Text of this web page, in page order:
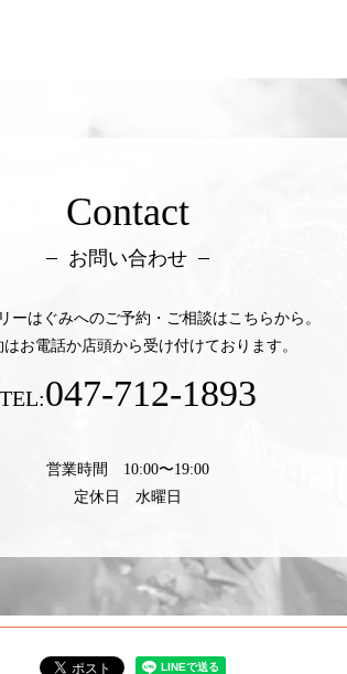
Contact
お問い合わせ
ーはぐみへのご予約・ご相談はこちらから。
はお電話か店頭から受け付けております。
TEL:047-712-1893
営業時間 10:00〜19:00
定休日 水曜日